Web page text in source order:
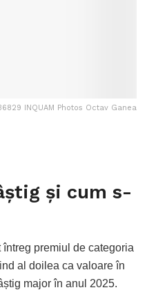
INQUAM Photos Octav Ganea
şi cum s-
premiul de categoria
al doilea ca valoare în
major în anul 2025.